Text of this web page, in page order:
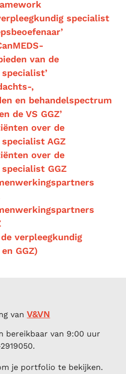
specialist
van de
,
en behandelspectrum
de VS GGZ’
over de
AGZ
over de
GGZ
verpleegkundig
GGZ)
vanV&VN
bereikbaar van 9:00 uur
je portfolio te bekijken.